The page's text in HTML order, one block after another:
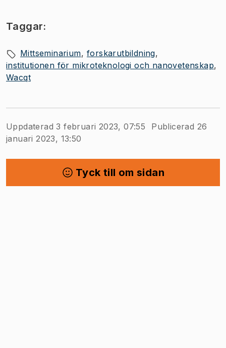
Taggar:
Mittseminarium
forskarutbildning
institutionen för mikroteknologi och nanovetenskap
Wacqt
Uppdaterad 3 februari 2023, 07:55
Publicerad 26
januari 2023, 13:50
Tyck till om sidan